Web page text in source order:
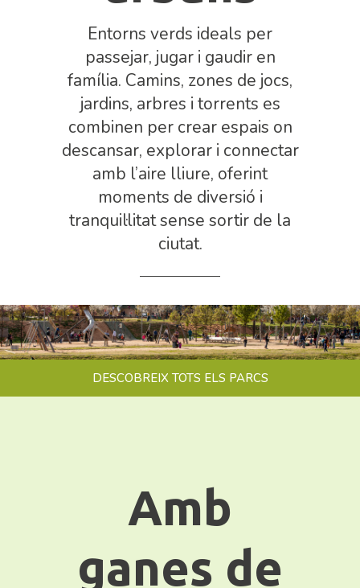
Entorns verds ideals per
passejar, jugar i gaudir en
família. Camins, zones de jocs,
jardins, arbres i torrents es
combinen per crear espais on
descansar, explorar i connectar
amb l’aire lliure, oferint
moments de diversió i
tranquil·litat sense sortir de la
ciutat.
DESCOBREIX TOTS ELS PARCS
Amb
ganes de